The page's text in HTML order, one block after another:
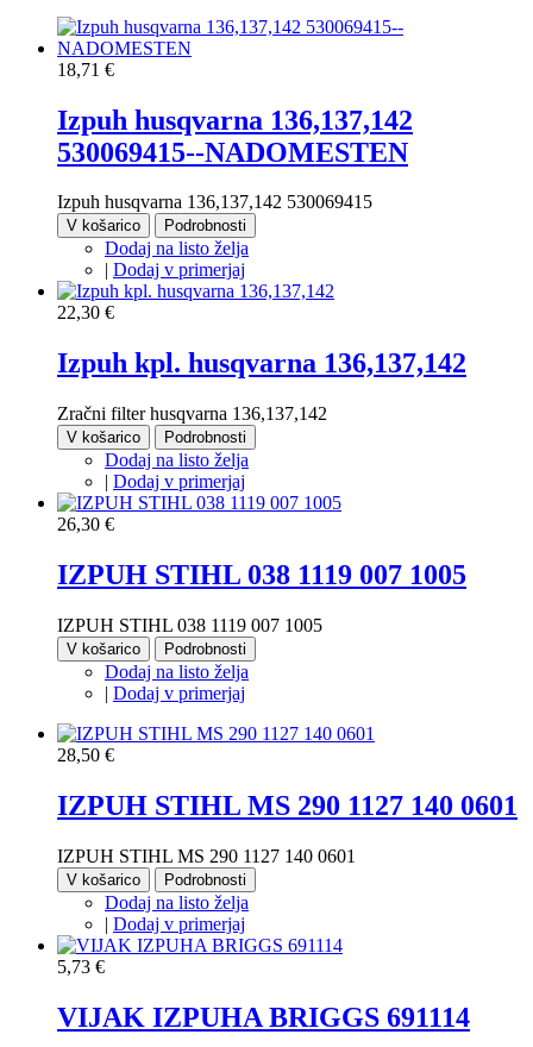
18,71 €
Izpuh husqvarna 136,137,142
530069415--NADOMESTEN
Izpuh husqvarna 136,137,142 530069415
V košarico Podrobnosti
Dodaj na listo želja
| Dodaj v primerjaj
22,30 €
Izpuh kpl. husqvarna 136,137,142
Zračni filter husqvarna 136,137,142
V košarico Podrobnosti
Dodaj na listo želja
| Dodaj v primerjaj
26,30 €
IZPUH STIHL 038 1119 007 1005
IZPUH STIHL 038 1119 007 1005
V košarico Podrobnosti
Dodaj na listo želja
| Dodaj v primerjaj
28,50 €
IZPUH STIHL MS 290 1127 140 0601
IZPUH STIHL MS 290 1127 140 0601
V košarico Podrobnosti
Dodaj na listo želja
| Dodaj v primerjaj
5,73 €
VIJAK IZPUHA BRIGGS 691114